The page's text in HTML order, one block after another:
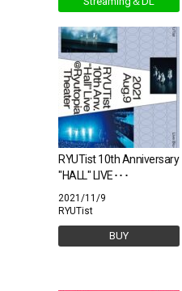
RYUTist 10th Anniversary
"HALL" LIVE･･･
2021/11/9
RYUTist
BUY